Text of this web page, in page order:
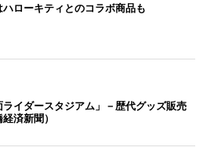
ローキティとのコラボ商品も
イダースタジアム」－歴代グッズ販売
済新聞）